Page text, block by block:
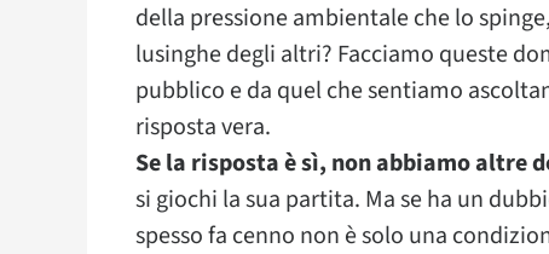
della pressione ambientale che lo
lusinghe degli altri? Facciamo queste
pubblico e da quel che sentiamo
risposta vera.
Se la risposta è sì, non abbiamo altre
si giochi la sua partita. Ma se ha un
spesso fa cenno non è solo una